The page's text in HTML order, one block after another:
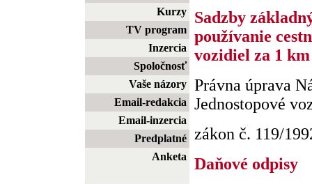
Kurzy
TV program
Inzercia
Spoločnosť
Vaše názory
Email-redakcia
Email-inzercia
Predplatné
Anketa
Sadzby
používanie
vozidiel za 1
Právna úprava
Jednostopové
zákon č. 119/
Daňové odpisy